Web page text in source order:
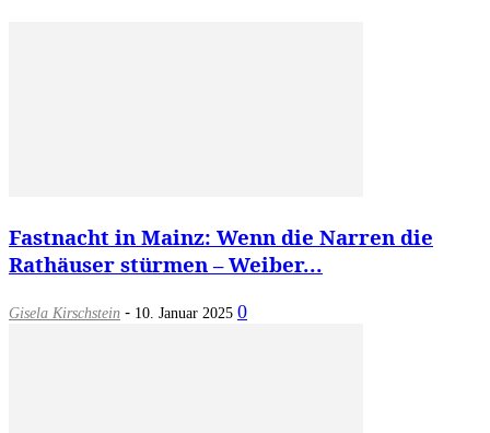
Fastnacht in Mainz: Wenn die Narren die
Rathäuser stürmen – Weiber...
Gisela Kirschstein - 10. Januar 2025 0